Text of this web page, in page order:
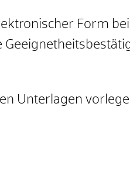
Form
Unterlagen